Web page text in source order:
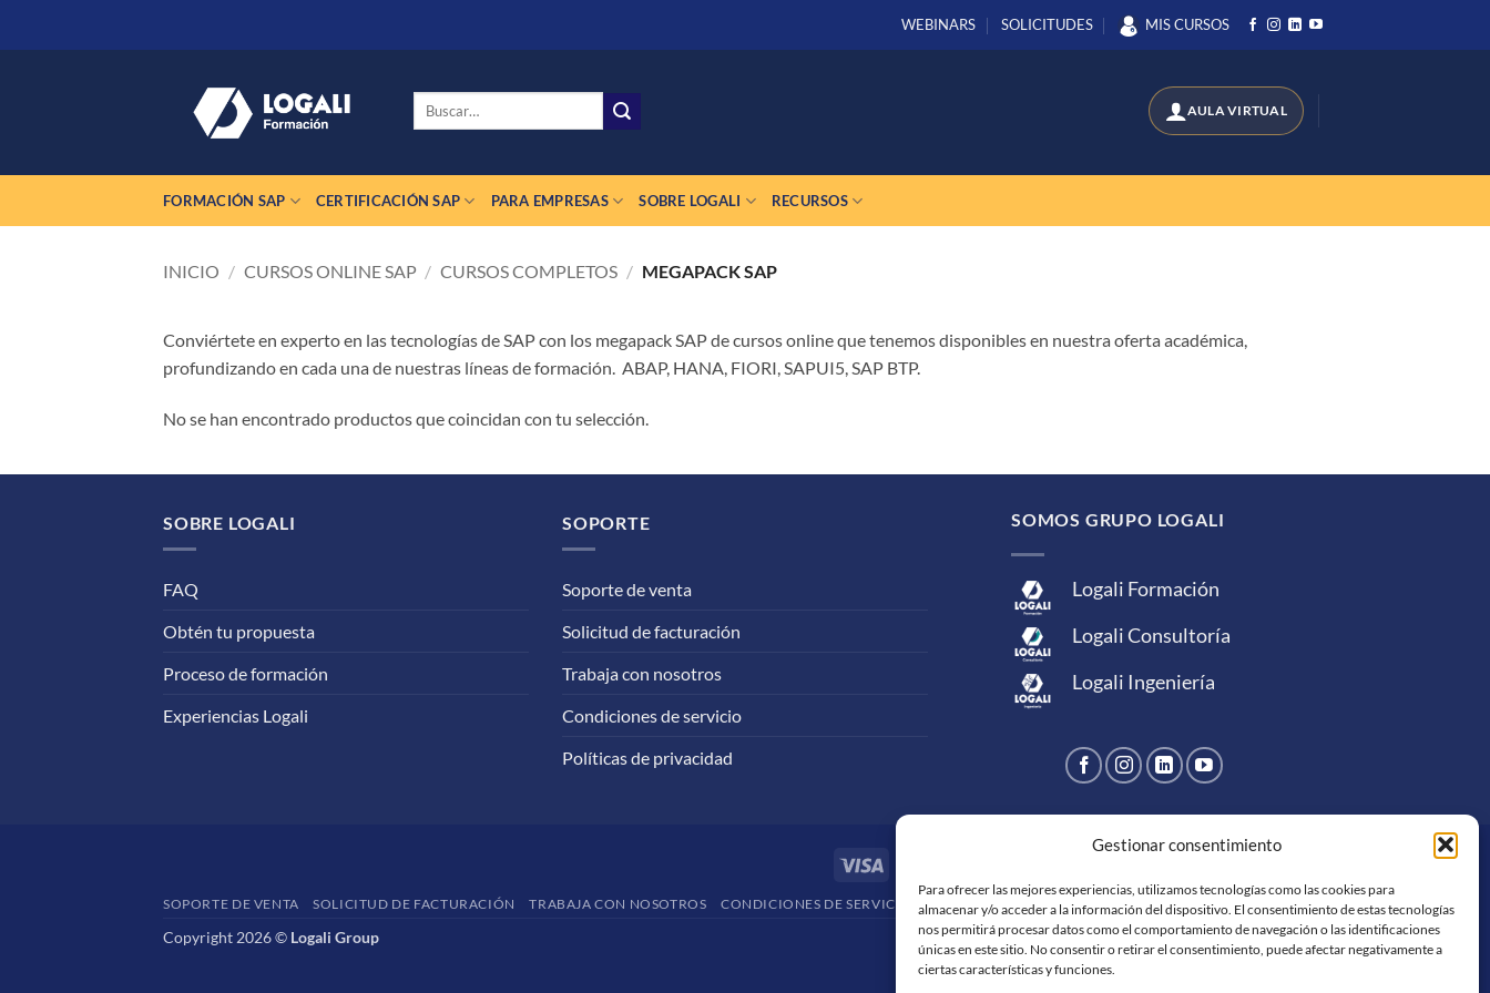
Gestionar consentimiento
Para ofrecer las mejores experiencias, utilizamos tecnologías como las cookies para
almacenar y/o acceder a la información del dispositivo. El consentimiento de estas tecnologías
nos permitirá procesar datos como el comportamiento de navegación o las identificaciones
únicas en este sitio. No consentir o retirar el consentimiento, puede afectar negativamente a
ciertas características y funciones.
WEBINARS SOLICITUDES MIS CURSOS
Buscar
FORMACIÓN SAP CERTIFICACIÓN SAP PARA EMPRESAS SOBRE LOGALI RECURSOS
INICIO / CURSOS ONLINE SAP / CURSOS COMPLETOS / MEGAPACK SAP
Conviértete en experto en las tecnologías de SAP con los megapack SAP de cursos online que tenemos disponibles en nuestra oferta académica,
profundizando en cada una de nuestras líneas de formación. ABAP, HANA, FIORI, SAPUI5, SAP BTP.
No se han encontrado productos que coincidan con tu selección.
SOBRE LOGALI
FAQ
Obtén tu propuesta
Proceso de formación
Experiencias Logali
SOPORTE
Soporte de venta
Solicitud de facturación
Trabaja con nosotros
Condiciones de servicio
Políticas de privacidad
SOMOS GRUPO LOGALI
Logali Formación
Logali Consultoría
Logali Ingeniería
Express
Transfer
Union
SOPORTE DE VENTA SOLICITUD DE FACTURACIÓN TRABAJA CON NOSOTROS CONDICIONES DE SERVICIO POLÍTICAS DE PRIVACIDAD
Copyright 2026 © Logali Group